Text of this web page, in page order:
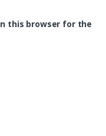
this browser for the